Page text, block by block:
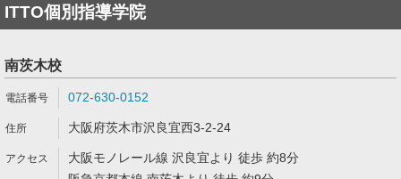
ITTO個別指導学院
南茨木校
072-630-0152
大阪府茨木市沢良宜西3-2-24
大阪モノレール線 沢良宜より 徒歩 約8分